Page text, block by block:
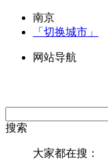
南京
「切换城市」
网站导航
搜索
大家都在搜：